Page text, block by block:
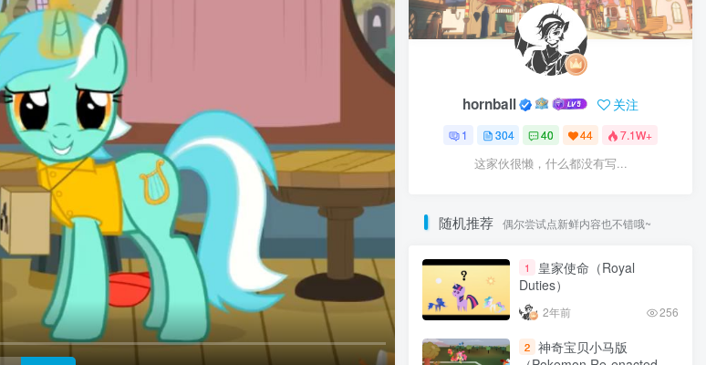
100%
满屏
3/4
25px
极快
hornball 关注
1 304 40 44 7.1W+
这家伙很懒，什么都没有写...
随机推荐 偶尔尝试点新鲜内容也不错哦~
1
皇家使命（Royal
Duties）
2年前 256
2 神奇宝贝小马版